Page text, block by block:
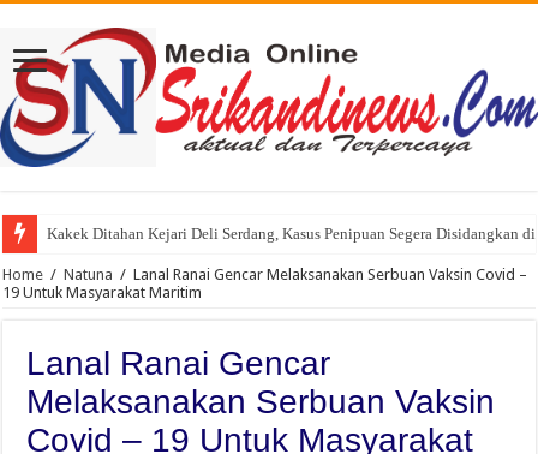
Kakek Ditahan Kejari Deli Serdang, Kasus Penipuan Segera Disidangkan
Home / Natuna / Lanal Ranai Gencar Melaksanakan Serbuan Vaksin Covid –
19 Untuk Masyarakat Maritim
Lanal Ranai Gencar
Melaksanakan Serbuan Vaksin
Covid – 19 Untuk Masyarakat